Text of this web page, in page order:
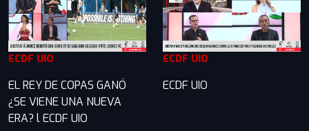
ECDF UIO
EL REY DE COPAS GANÓ
¿SE VIENE UNA NUEVA
ERA? l ECDF UIO
ECDF UIO
ECDF UIO